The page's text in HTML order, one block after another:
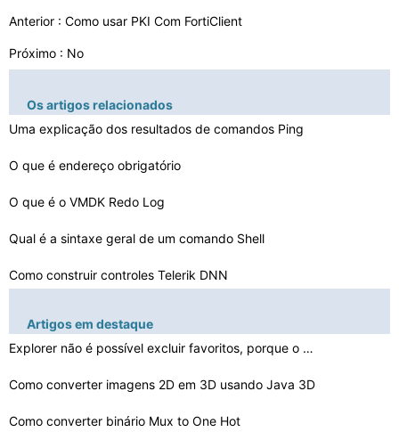
Anterior : Como usar PKI Com FortiClient
Próximo : No
Os artigos relacionados
Uma explicação dos resultados de comandos Ping
O que é endereço obrigatório
O que é o VMDK Redo Log
Qual é a sintaxe geral de um comando Shell
Como construir controles Telerik DNN
Como fazer desfragmentação Como Administrador
Como converter arquivos para Gretsch
Artigos em destaque
Explorer não é possível excluir favoritos, porque o …
Como converter imagens 2D em 3D usando Java 3D
Como converter binário Mux to One Hot